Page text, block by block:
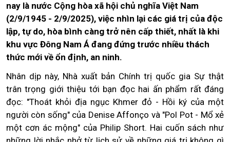
nay là nước Cộng hòa xã hội chủ nghĩa Việt Nam
(2/9/1945 - 2/9/2025), việc nhìn lại các giá trị của độc
lập, tự do, hòa bình càng trở nên cấp thiết, nhất là khi
khu vực Đông Nam Á đang đứng trước nhiều thách
thức mới về ổn định, an ninh.
Nhân dịp này, Nhà xuất bản Chính trị quốc gia Sự thật
trân trọng giới thiệu tới bạn đọc hai ấn phẩm rất đáng
đọc: "Thoát khỏi địa ngục Khmer đỏ - Hồi ký của một
người còn sống" của Denise Affonço và "Pol Pot - Mổ xẻ
một cơn ác mộng" của Philip Short. Hai cuốn sách như